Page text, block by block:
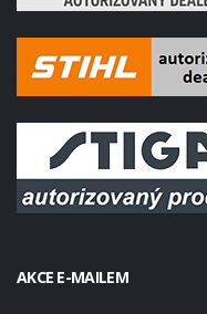
AKCE E-MAILEM